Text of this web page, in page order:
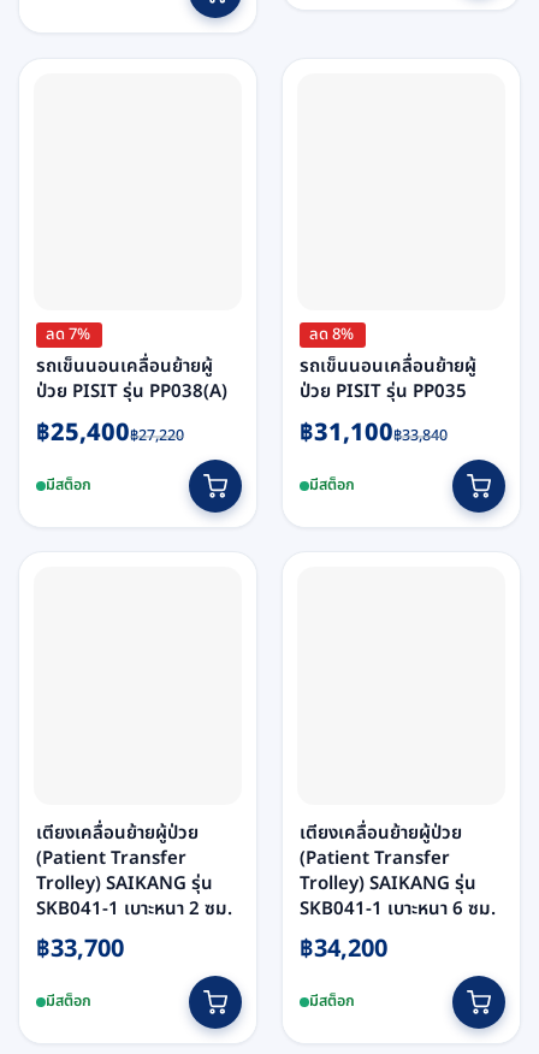
ลด 7%
รถเข็นนอนเคลื่อนย้ายผู้
ป่วย PISIT รุ่น PP038(A)
฿27,220
Original
was:
฿25,400
Current
is:มีสต็อก
ลด 8%
รถเข็นนอนเคลื่อนย้ายผู้
ป่วย PISIT รุ่น PP035
฿33,840
Original
was:
฿31,100
Current
is:มีสต็อก
เตียงเคลื่อนย้ายผู้ป่วย
(Patient Transfer
Trolley) SAIKANG รุ่น
SKB041-1 เบาะหนา 2 ซม.
฿33,700
มีสต็อก
เตียงเคลื่อนย้ายผู้ป่วย
(Patient Transfer
Trolley) SAIKANG รุ่น
SKB041-1 เบาะหนา 6 ซม.
฿34,200
มีสต็อก